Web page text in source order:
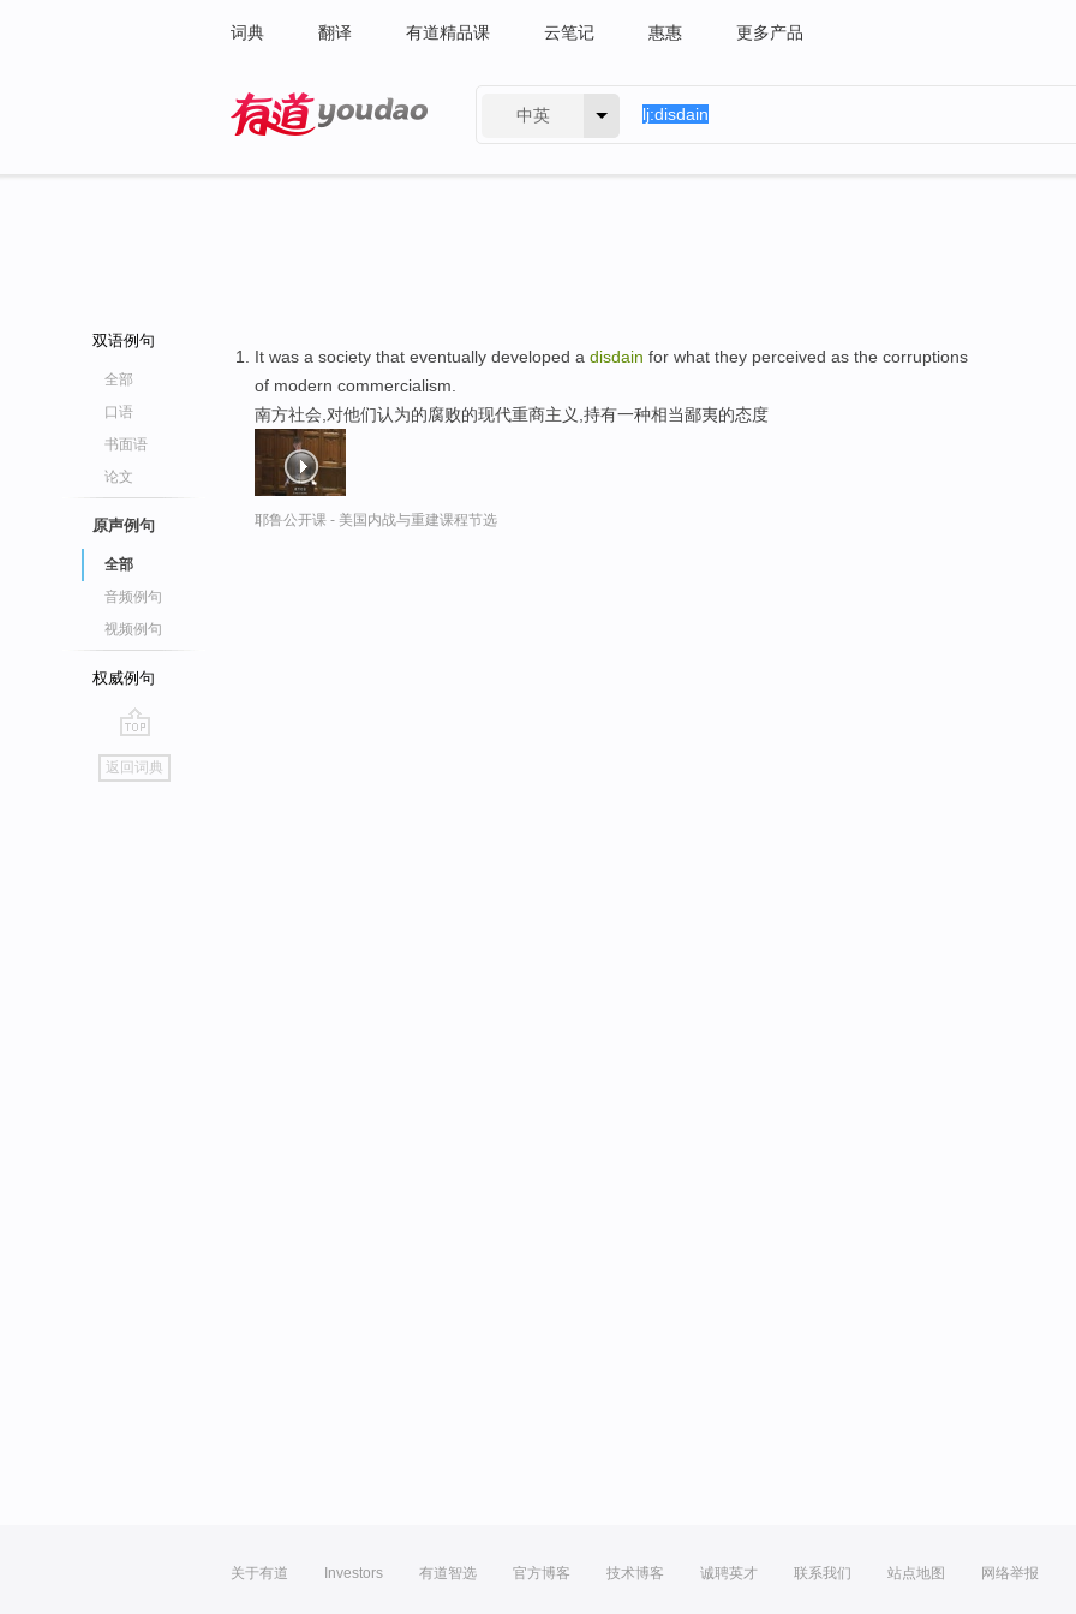
词典 翻译 有道精品课 云笔记 惠惠 更多产品
中英
双语例句
全部
口语
书面语
论文
原声例句
全部
音频例句
视频例句
权威例句
go
top
返回词典
It was a society that eventually developed a disdain for what they perceived as the corruptions
of modern commercialism.
南方社会,对他们认为的腐败的现代重商主义,持有一种相当鄙夷的态度
耶鲁公开课 - 美国内战与重建课程节选
关于有道 Investors 有道智选 官方博客 技术博客 诚聘英才 联系我们 站点地图 网络举报